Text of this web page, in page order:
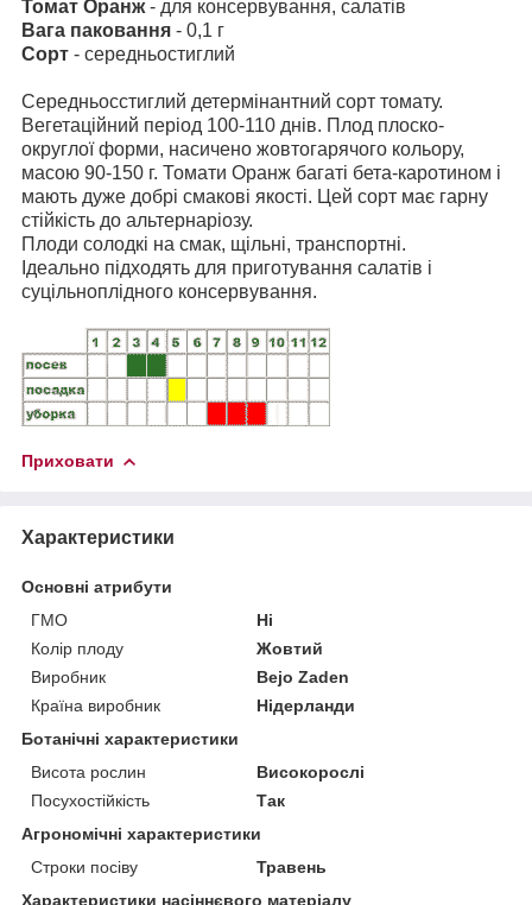
Томат Оранж- для консервування, салатів
Вага паковання - 0,1 г
Сорт - середньостиглий
Середньосстиглий детермінантний сорт томату.
Вегетаційний період 100-110 днів. Плод плоско-
округлої форми, насичено жовтогарячого кольору,
масою 90-150 г. Томати Оранж багаті бета-каротином і
мають дуже добрі смакові якості. Цей сорт має гарну
стійкість до альтернаріозу.
Плоди солодкі на смак, щільні, транспортні.
Ідеально підходять для приготування салатів і
суцільноплідного консервування.
Приховати
Характеристики
Основні атрибути
ГМО
Ні
Колір плоду
Жовтий
Виробник
Bejo Zaden
Країна виробник
Нідерланди
Ботанічні характеристики
Висота рослин
Високорослі
Посухостійкість
Так
Агрономічні характеристики
Строки посіву
Травень
Характеристики насіннєвого матеріалу